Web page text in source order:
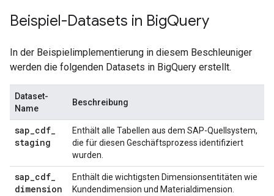
Beispiel-Datasets in BigQuery
In der Beispielimplementierung in diesem Beschleuniger
werden die folgenden Datasets in BigQuery erstellt.
Dataset-
Name
Beschreibung
sap_cdf_
staging
Enthält alle Tabellen aus dem SAP-Quellsystem,
die für diesen Geschäftsprozess identifiziert
wurden.
sap_cdf_
dimension
Enthält die wichtigsten Dimensionsentitäten wie
Kundendimension und Materialdimension.